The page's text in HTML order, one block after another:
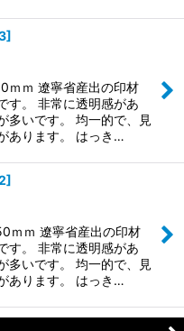
]
ｍｍ 遼寧省産出の印材
す。 非常に透明感があ
多いです。 均一的で、見
あります。 はっき…
]
ｍｍ 遼寧省産出の印材
す。 非常に透明感があ
多いです。 均一的で、見
あります。 はっき…